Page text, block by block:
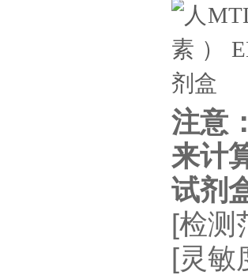
注意
来计
试剂
[检测
[灵敏